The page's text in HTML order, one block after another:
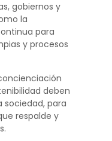
gobiernos y
la
para
y procesos
deben
sociedad, para
respalde y